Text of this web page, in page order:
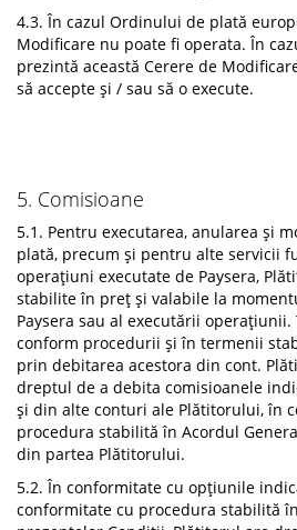
4.3. În cazul Ordinului de plată
Modificare nu poate fi operata. În
prezintă această Cerere de
să accepte și / sau să o execute.
5. Comisioane
5.1. Pentru executarea, anularea și
plată, precum și pentru alte servicii
operațiuni executate de Paysera,
stabilite în preț și valabile la
Paysera sau al executării
conform procedurii și în termenii
prin debitarea acestora din cont.
dreptul de a debita comisioanele
și din alte conturi ale Plătitorului, în
procedura stabilită în Acordul
din partea Plătitorului.
5.2. În conformitate cu opțiunile
conformitate cu procedura stabilită